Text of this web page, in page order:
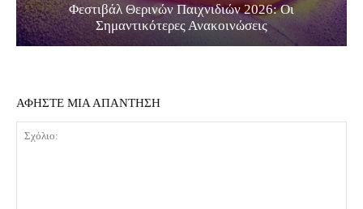
Φεστιβάλ Θερινών Παιχνιδιών 2026: Οι
Σημαντικότερες Ανακοινώσεις
ΑΦΗΣΤΕ ΜΙΑ ΑΠΑΝΤΗΣΗ